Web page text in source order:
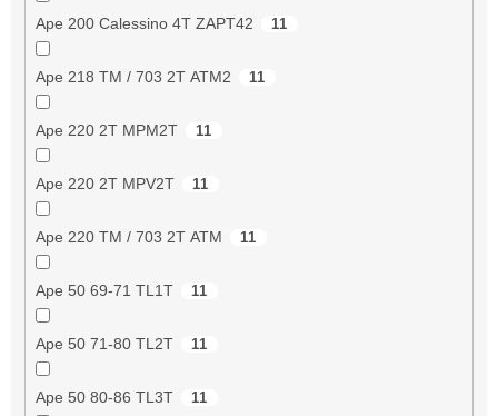
Ape 200 Calessino 4T ZAPT42 11
Ape 218 TM / 703 2T ATM2 11
Ape 220 2T MPM2T 11
Ape 220 2T MPV2T 11
Ape 220 TM / 703 2T ATM 11
Ape 50 69-71 TL1T 11
Ape 50 71-80 TL2T 11
Ape 50 80-86 TL3T 11